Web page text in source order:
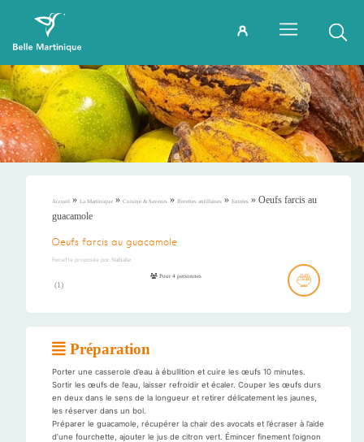
Accueil » La Martinique » Cuisine & Saveurs » Recettes antillaises » Entrées » Oeufs farcis au
guacamole
Oeufs farcis au guacamole
Recette proposée par Nathalie
(1)
Pour 4 personnes
Préparation
Porter une casserole d’eau à ébullition et cuire les œufs 10 minutes.
Sortir les œufs de l’eau, laisser refroidir et écaler. Couper les œufs durs
en deux dans le sens de la longueur et retirer délicatement les jaunes,
les réserver dans un bol.
Préparer le guacamole, récupérer la chair des avocats et l’écraser à l’aide
d’une fourchette, ajouter le jus de citron vert. Émincer finement l’oignon